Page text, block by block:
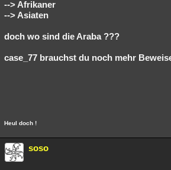
--> Afrikaner
--> Asiaten
doch wo sind die Araba ???
case_77 brauchst du noch mehr
Heul doch !
soso